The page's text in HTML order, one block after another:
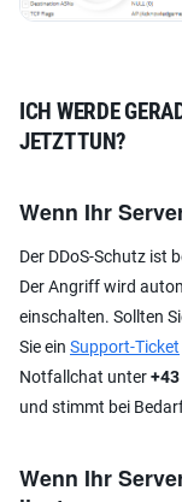
ICH WERDE
JETZT TUN?
Wenn Ihr
Der DDoS-Schutz ist
Der Angriff wird
einschalten. Sollten
Sie ein Support-Ticket
Notfallchat unter
und stimmt bei
Wenn Ihr